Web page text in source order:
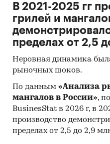
В 2021-2025 гг
грилей и
пределах от 2,5
Неровная динамика
рыночных шоков.
По данным «Анализа
мангалов в России»,
BusinesStat в 2026 г, в
производство
пределах от 2,5 до 2,9